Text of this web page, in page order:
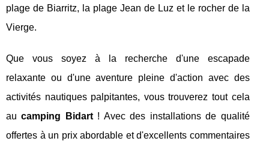
plage de Biarritz, la plage Jean de Luz et le rocher de la
Vierge.
Que vous soyez à la recherche d'une escapade
relaxante ou d'une aventure pleine d'action avec des
activités nautiques palpitantes, vous trouverez tout cela
aucamping Bidart! Avec des installations de qualité
offertes à un prix abordable et d'excellents commentaires